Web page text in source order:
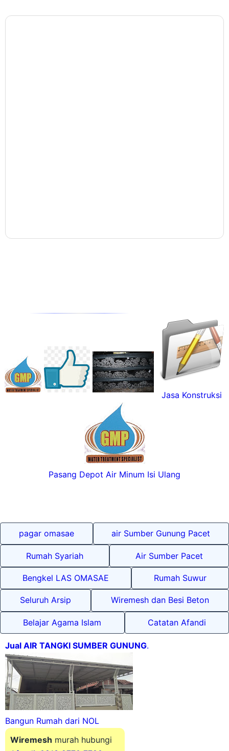
Jasa Konstruksi
Pasang Depot Air Minum Isi Ulang
air Sumber Gunung Pacet
Seluruh Arsip Wiremesh dan Besi Beton
Catatan Afandi
Wiremesh
Afandi: 0813 2770 7780